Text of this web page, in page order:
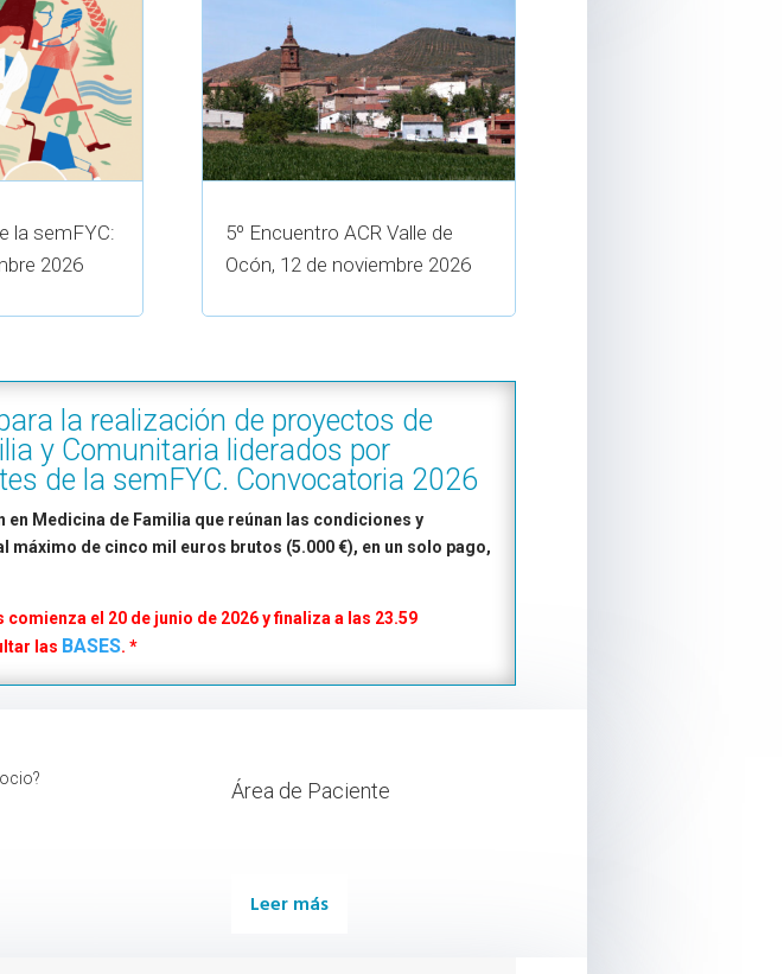
la semFYC:
2026
5º Encuentro ACR Valle de
Ocón, 12 de noviembre 2026
la realización de proyectos de
y Comunitaria liderados por
de la semFYC. Convocatoria 2026
Medicina de Familia que reúnan las condiciones y
de cinco mil euros brutos (5.000 €), en un solo pago,
el 20 de junio de 2026 y finaliza a las 23.59
las BASES. *
Área de Paciente
Leer más